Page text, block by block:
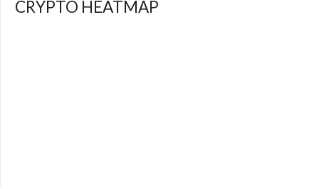
CRYPTO HEATMAP